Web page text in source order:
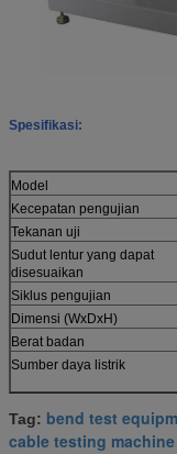
Spesifikasi:
Model
Kecepatan pengujian
Tekanan uji
Sudut lentur yang dapat
disesuaikan
Siklus pengujian
Dimensi (WxDxH)
Berat badan
Sumber daya listrik
Tag: bend test
cable testing machine